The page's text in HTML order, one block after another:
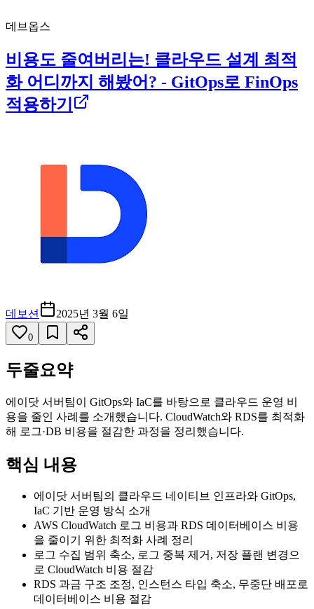
데브옵스
비용도 줄여버리는! 클라우드 설계 최적
화 어디까지 해봤어? - GitOps로 FinOps
적용하기
데보션 2025년 3월 6일
0
두줄요약
에이닷 서버팀이 GitOps와 IaC를 바탕으로 클라우드 운영 비
용을 줄인 사례를 소개했습니다. CloudWatch와 RDS를 최적화
해 로그·DB 비용을 절감한 과정을 정리했습니다.
핵심 내용
에이닷 서버팀의 클라우드 네이티브 인프라와 GitOps,
IaC 기반 운영 방식 소개
AWS CloudWatch 로그 비용과 RDS 데이터베이스 비용
을 줄이기 위한 최적화 사례 정리
로그 수집 범위 축소, 로그 중복 제거, 저장 플랜 변경으
로 CloudWatch 비용 절감
RDS 과금 구조 조정, 인스턴스 타입 축소, 무중단 배포로
데이터베이스 비용 절감